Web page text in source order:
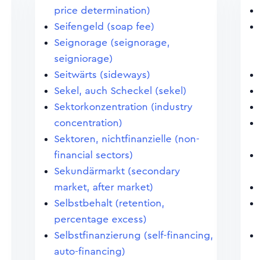
price determination)
Seifengeld (soap fee)
Seignorage (seignorage,
seigniorage)
Seitwärts (sideways)
Sekel, auch Scheckel (sekel)
Sektorkonzentration (industry
concentration)
Sektoren, nichtfinanzielle (non-
financial sectors)
Sekundärmarkt (secondary
market, after market)
Selbstbehalt (retention,
percentage excess)
Selbstfinanzierung (self-financing,
auto-financing)